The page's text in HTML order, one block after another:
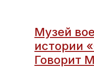
Музей
истории
Говорит